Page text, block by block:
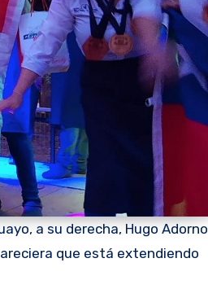
a su derecha, Hugo Adorno
que está extendiendo